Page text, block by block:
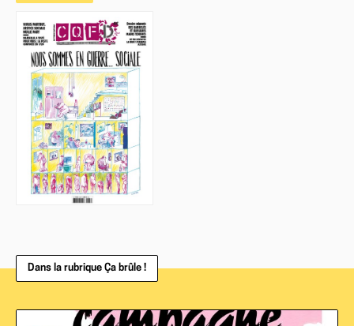
Dans la rubrique Ça brûle !